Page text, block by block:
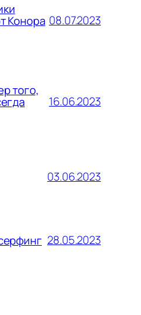
Конора 08.07.2023
того,
16.06.2023
03.06.2023
28.05.2023